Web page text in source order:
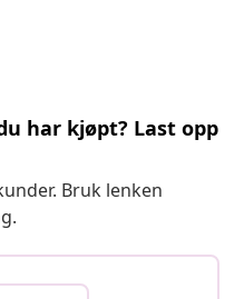
har kjøpt? Last opp
Bruk lenken